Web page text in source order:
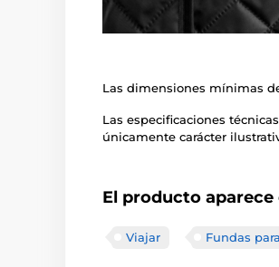
Las dimensiones mínimas
Las especificaciones
únicamente carácter
El producto
Viajar Fundas